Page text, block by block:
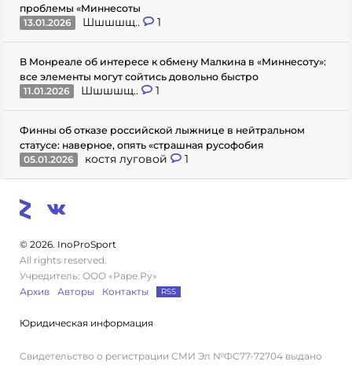
проблемы «Миннесоты
13.01.2026
Шшшшщ.. 1
В Монреале об интересе к обмену Малкина в «Миннесоту»:
все элементы могут сойтись довольно быстро
11.01.2026
Шшшшщ.. 1
Финны об отказе российской лыжнице в нейтральном
статусе: наверное, опять «страшная русофобия
05.01.2026
костя луговой 1
© 2026. InoProSport
All rights reserved.
Учредитель: ООО «Раре.Ру»
Архив
Авторы Контакты RSS
Юридическая информация
Свидетельство о регистрации СМИ Эл №ФС77-72704 выдано